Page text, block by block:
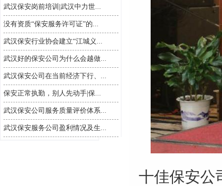
武汉保安岗前培训|武汉中力世...
没有资质“保安服务许可证”的...
武汉保安行业协会建立“江城义...
武汉好的保安公司为什么会越做...
武汉保安公司在当前经济下行、...
保安正常执勤，别人先动手|保...
武汉保安公司服务质量评价体系...
武汉保安服务公司盈利情况及生...
十佳保安公